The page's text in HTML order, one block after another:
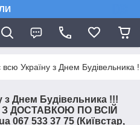
всю Україну з Днем
Днем Будівельника !!!
ДОСТАВКОЮ ПО ВСІЙ
067 533 37 75 (Київстар,